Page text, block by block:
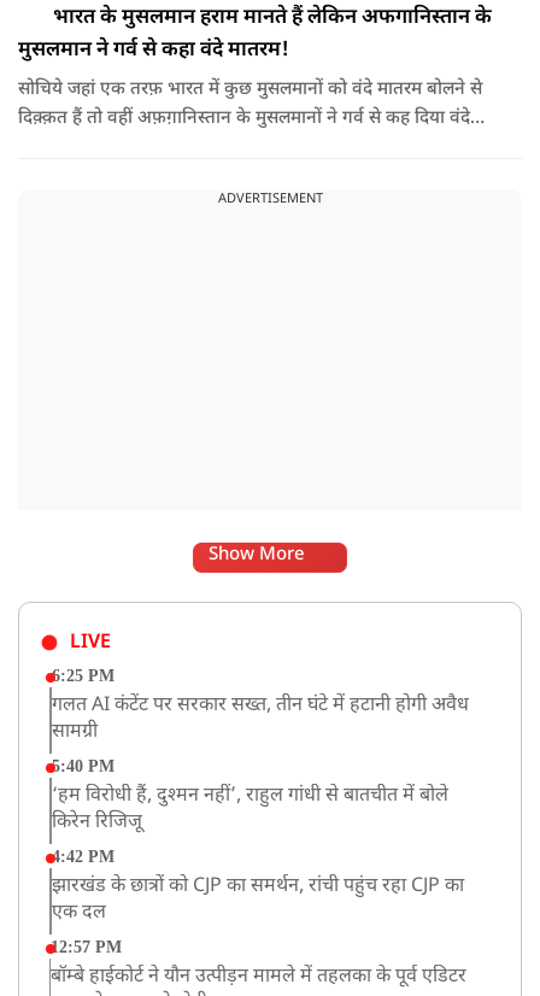
भारत के मुसलमान हराम मानते हैं लेकिन अफगानिस्तान के
मुसलमान ने गर्व से कहा वंदे मातरम!
सोचिये जहां एक तरफ़ भारत में कुछ मुसलमानों को वंदे मातरम बोलने से
दिक़्क़त हैं तो वहीं अफ़ग़ानिस्तान के मुसलमानों ने गर्व से कह दिया वंदे
ADVERTISEMENT
Show More
LIVE
6:25 PM
गलत AI कंटेंट पर सरकार सख्त, तीन घंटे में हटानी होगी अवैध
सामग्री
5:40 PM
‘हम विरोधी हैं, दुश्मन नहीं’, राहुल गांधी से बातचीत में बोले
किरेन रिजिजू
4:42 PM
झारखंड के छात्रों को CJP का समर्थन, रांची पहुंच रहा CJP का
एक दल
12:57 PM
बॉम्बे हाईकोर्ट ने यौन उत्पीड़न मामले में तहलका के पूर्व एडिटर